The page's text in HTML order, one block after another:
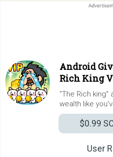
Android
Rich King
"The Rich king"
wealth like
$0.99
User